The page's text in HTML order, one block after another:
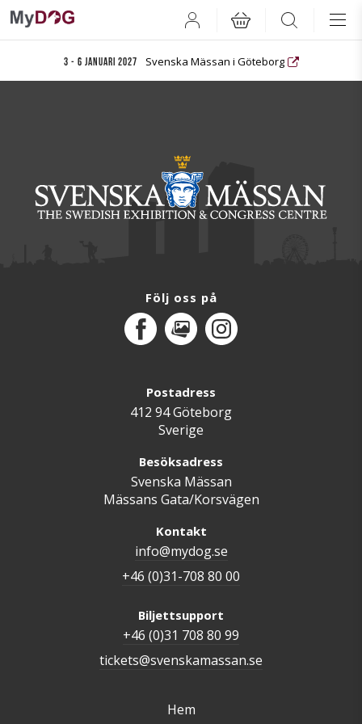
3 - 6 januari 2027 Svenska Mässan i Göteborg
User Search
Följ oss på
FacebookMediaPortal
Instagram
Postadress
412 94 Göteborg
Sverige
Besöksadress
Svenska Mässan
Mässans Gata/Korsvägen
Kontakt
info@mydog.se
+46 (0)31-708 80 00
Biljettsupport
+46 (0)31 708 80 99
tickets@svenskamassan.se
Hem